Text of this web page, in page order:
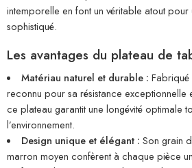
intemporelle en font un véritable atout pour
sophistiqué.
Les avantages du plateau de
Matériau naturel et durable :
reconnu pour sa résistance exceptionnelle
ce plateau garantit une longévité optimale
l’environnement.
Design unique et élégant : Son grain
marron moyen confèrent à chaque pièce